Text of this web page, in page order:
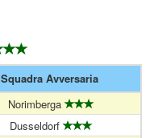
Squadra Avversaria
Norimberga
Dusseldorf